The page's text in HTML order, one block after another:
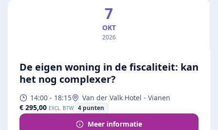
7
OKT
2026
De eigen woning in de fiscaliteit: kan
het nog complexer?
14:00 - 18:15
Van der Valk Hotel - Vianen
€ 295,00 EXCL. BTW 4 punten
Meer informatie